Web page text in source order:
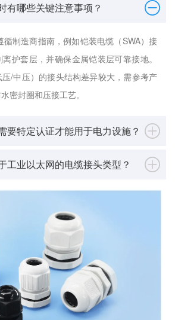
有哪些关键注意事项？
制造商指南，例如铠装电缆（SWA）接
护套层，并确保金属铠装层可靠接地。
/中压）的接头结构差异较大，需参考产
密封圈和压接工艺。
要特定认证才能用于电力设施？
工业以太网的电缆接头类型？